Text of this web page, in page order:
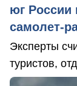
юг
самолет-
Эксперты
туристов,